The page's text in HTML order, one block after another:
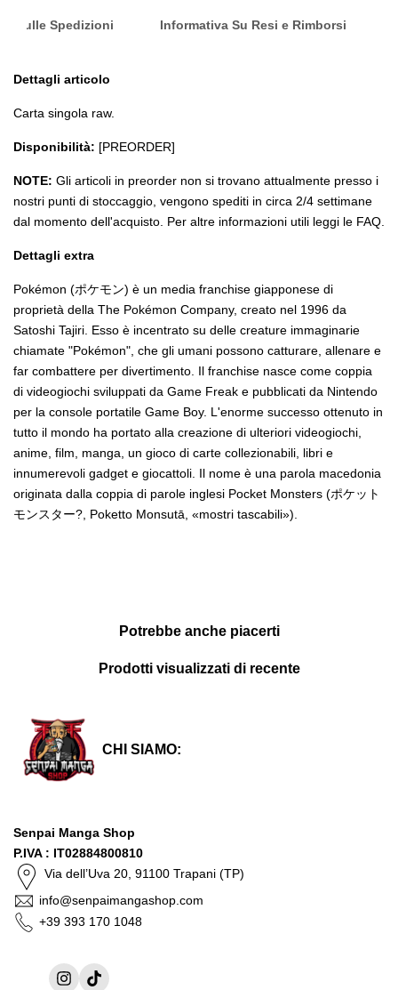
Sulle Spedizioni Informativa Su Resi e Rimborsi
Dettagli articolo
Carta singola raw.
Disponibilità: [PREORDER]
NOTE: Gli articoli in preorder non si trovano attualmente presso i
nostri punti di stoccaggio, vengono spediti in circa 2/4 settimane
dal momento dell'acquisto. Per altre informazioni utili leggi le FAQ.
Dettagli extra
Pokémon (ポケモン) è un media franchise giapponese di
proprietà della The Pokémon Company, creato nel 1996 da
Satoshi Tajiri. Esso è incentrato su delle creature immaginarie
chiamate "Pokémon", che gli umani possono catturare, allenare e
far combattere per divertimento. Il franchise nasce come coppia
di videogiochi sviluppati da Game Freak e pubblicati da Nintendo
per la console portatile Game Boy. L'enorme successo ottenuto in
tutto il mondo ha portato alla creazione di ulteriori videogiochi,
anime, film, manga, un gioco di carte collezionabili, libri e
innumerevoli gadget e giocattoli. Il nome è una parola macedonia
originata dalla coppia di parole inglesi Pocket Monsters (ポケット
モンスター?, Poketto Monsutā, «mostri tascabili»).
Potrebbe anche piacerti
Prodotti visualizzati di recente
CHI SIAMO:
Senpai Manga Shop
P.IVA : IT02884800810
Via dell’Uva 20, 91100 Trapani (TP)
info@senpaimangashop.com
+39 393 170 1048
Instagram
TikTok